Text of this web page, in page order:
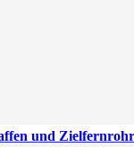
und